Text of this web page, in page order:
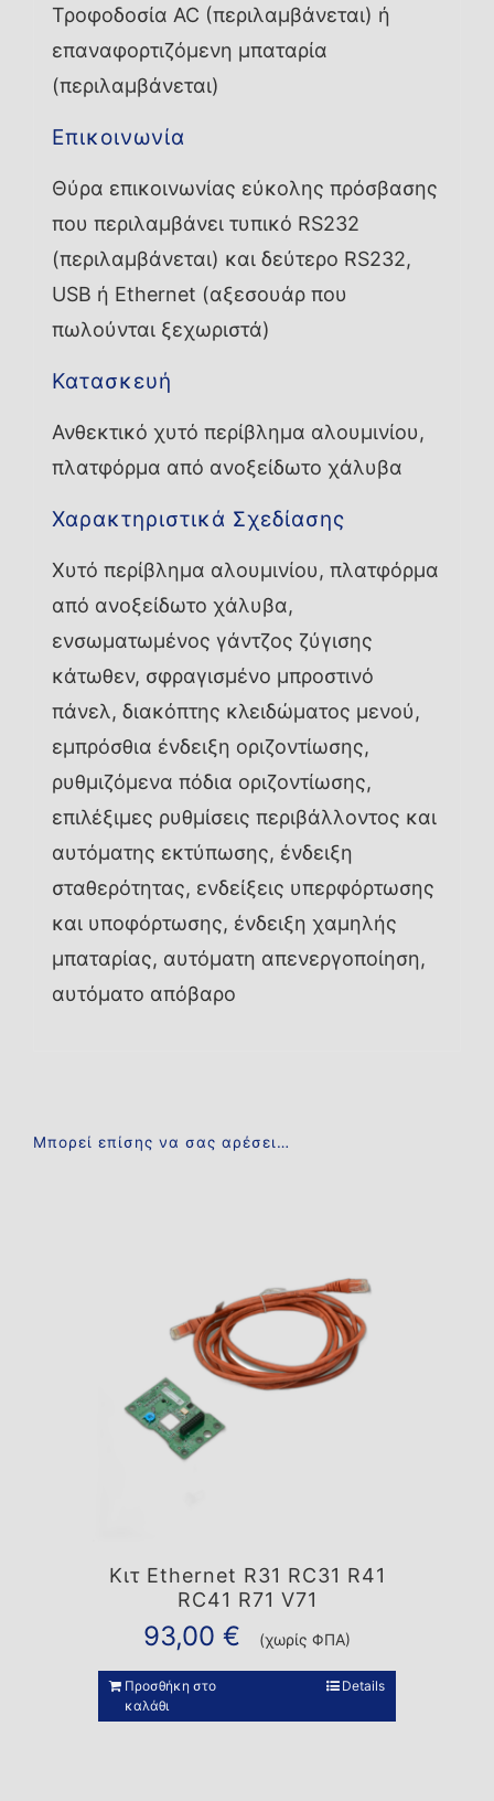
Τροφοδοσία AC (περιλαμβάνεται) ή
επαναφορτιζόμενη μπαταρία
(περιλαμβάνεται)
Επικοινωνία
Θύρα επικοινωνίας εύκολης πρόσβασης
που περιλαμβάνει τυπικό RS232
(περιλαμβάνεται) και δεύτερο RS232,
USB ή Ethernet (αξεσουάρ που
πωλούνται ξεχωριστά)
Κατασκευή
Ανθεκτικό χυτό περίβλημα αλουμινίου,
πλατφόρμα από ανοξείδωτο χάλυβα
Χαρακτηριστικά Σχεδίασης
Χυτό περίβλημα αλουμινίου, πλατφόρμα
από ανοξείδωτο χάλυβα,
ενσωματωμένος γάντζος ζύγισης
κάτωθεν, σφραγισμένο μπροστινό
πάνελ, διακόπτης κλειδώματος μενού,
εμπρόσθια ένδειξη οριζοντίωσης,
ρυθμιζόμενα πόδια οριζοντίωσης,
επιλέξιμες ρυθμίσεις περιβάλλοντος και
αυτόματης εκτύπωσης, ένδειξη
σταθερότητας, ενδείξεις υπερφόρτωσης
και υποφόρτωσης, ένδειξη χαμηλής
μπαταρίας, αυτόματη απενεργοποίηση,
αυτόματο απόβαρο
Μπορεί επίσης να σας αρέσει…
Κιτ Ethernet R31 RC31 R41
RC41 R71 V71
93,00 € (χωρίς ΦΠΑ)
Προσθήκη στο
καλάθι
Details